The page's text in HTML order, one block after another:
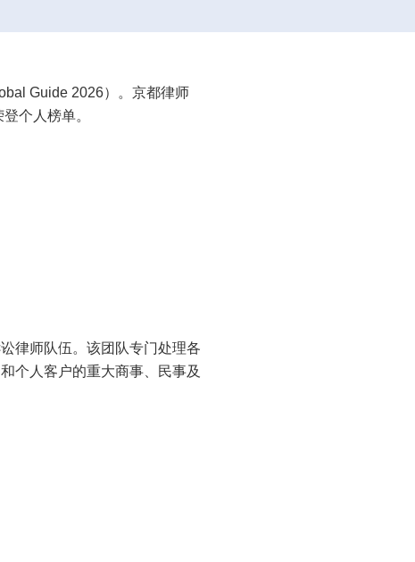
Guide 2026）。京都律师
个人榜单。
律师队伍。该团队专门处理各
个人客户的重大商事、民事及